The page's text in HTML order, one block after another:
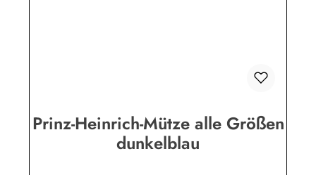
Prinz-Heinrich-Mütze alle Größen
dunkelblau